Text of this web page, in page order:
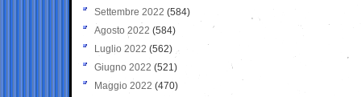
Settembre 2022 (584)
Agosto 2022 (584)
Luglio 2022 (562)
Giugno 2022 (521)
Maggio 2022 (470)